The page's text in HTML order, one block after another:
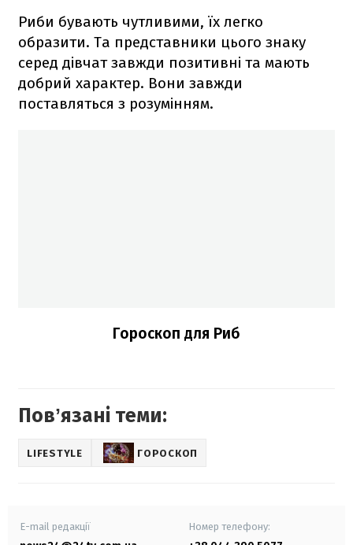
Риби бувають чутливими, їх легко
образити. Та представники цього знаку
серед дівчат завжди позитивні та мають
добрий характер. Вони завжди
поставляться з розумінням.
Гороскоп для Риб
Повʼязані теми:
LIFESTYLE ГОРОСКОП
E-mail редакції Номер телефону: